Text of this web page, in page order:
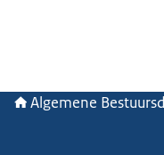
Algemene